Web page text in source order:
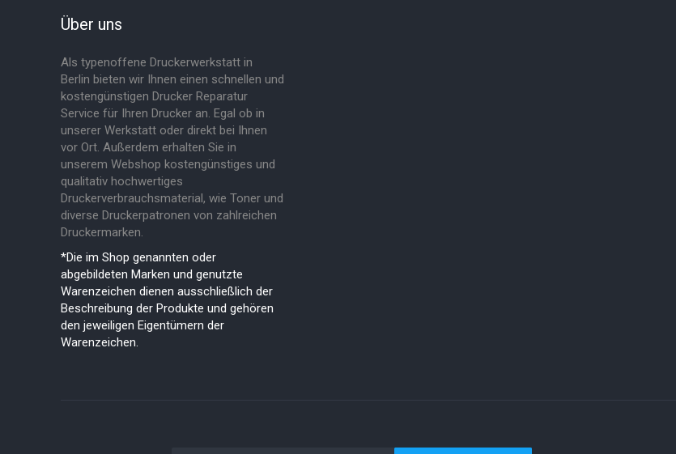
Über uns
Als typenoffene Druckerwerkstatt in
Berlin bieten wir Ihnen einen schnellen und
kostengünstigen Drucker Reparatur
Service für Ihren Drucker an. Egal ob in
unserer Werkstatt oder direkt bei Ihnen
vor Ort. Außerdem erhalten Sie in
unserem Webshop kostengünstiges und
qualitativ hochwertiges
Druckerverbrauchsmaterial, wie Toner und
diverse Druckerpatronen von zahlreichen
Druckermarken.
*Die im Shop genannten oder
abgebildeten Marken und genutzte
Warenzeichen dienen ausschließlich der
Beschreibung der Produkte und gehören
den jeweiligen Eigentümern der
Warenzeichen.